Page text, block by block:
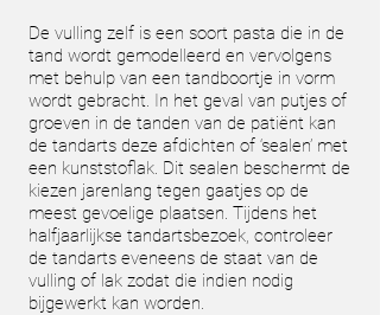
De vulling zelf is een soort pasta die in de
tand wordt gemodelleerd en vervolgens
met behulp van een tandboortje in vorm
wordt gebracht. In het geval van putjes of
groeven in de tanden van de patiënt kan
de tandarts deze afdichten of ‘sealen’ met
een kunststoflak. Dit sealen beschermt de
kiezen jarenlang tegen gaatjes op de
meest gevoelige plaatsen. Tijdens het
halfjaarlijkse tandartsbezoek, controleer
de tandarts eveneens de staat van de
vulling of lak zodat die indien nodig
bijgewerkt kan worden.